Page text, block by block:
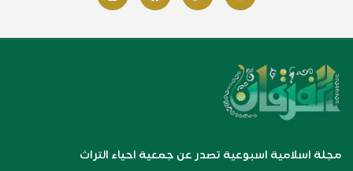
مجلة اسلامية اسبوعية تصدر عن جمعية احياء التراث